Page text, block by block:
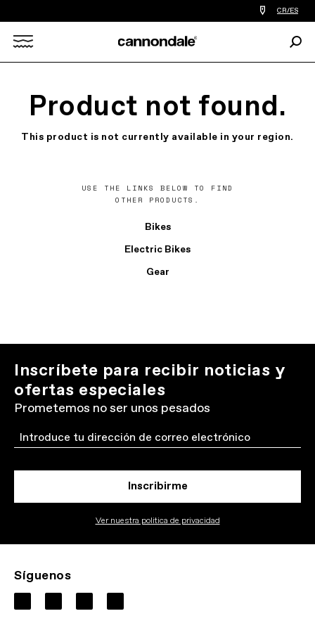
Encontrar
tiedas
bicicletas
de
CR/ES
Product not found.
This product is not currently available in your region.
USE THE LINKS BELOW TO FIND
OTHER PRODUCTS.
Bikes
Electric Bikes
Gear
Inscríbete para recibir noticias y
ofertas especiales
Prometemos no ser unos pesados
Email
Inscribirme
Ver nuestra politica de privacidad
Síguenos